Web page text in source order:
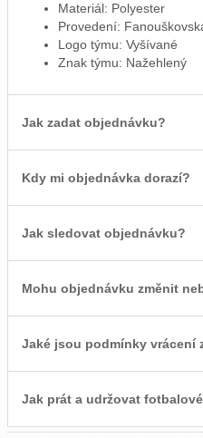
Materiál: Polyester
Provedení:
Logo týmu: Vyšívané
Znak týmu: Nažehlený
Jak zadat objednávku?
Kdy mi objednávka dorazí?
Jak sledovat objednávku?
Mohu objednávku změnit
Jaké jsou podmínky vrácení
Jak prát a udržovat